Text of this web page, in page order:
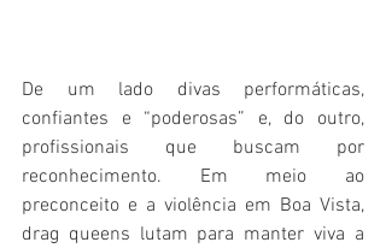
De um lado divas performáticas,
confiantes e “poderosas” e, do outro,
profissionais que buscam por
reconhecimento. Em meio ao
preconceito e a violência em Boa Vista,
drag queens lutam para manter viva a